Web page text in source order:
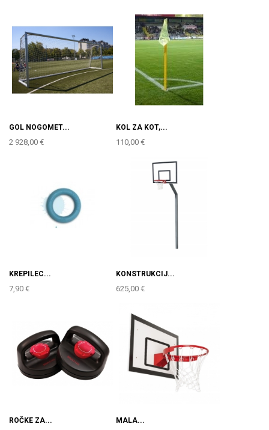
GOL NOGOMET...
2 928,00 €
KOL ZA KOT,...
110,00 €
KREPILEC...
7,90 €
KONSTRUKCIJ...
625,00 €
ROČKE ZA... MALA...